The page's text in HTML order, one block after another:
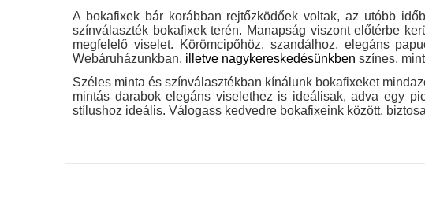
A bokafixek bár korábban rejtőzködőek voltak, az utóbb
színválaszték bokafixek terén. Manapság viszont előtérbe
megfelelő viselet. Körömcipőhöz, szandálhoz, elegáns
Webáruházunkban, illetve nagykereskedésünkben színes,
Széles minta és színválasztékban kínálunk bokafixeket
mintás darabok elegáns viselethez is ideálisak, adva egy
stílushoz ideális. Válogass kedvedre bokafixeink között,